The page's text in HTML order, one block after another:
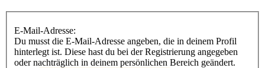
E-Mail-Adresse:
Du musst die E-Mail-Adresse angeben, die in deinem Profil
hinterlegt ist. Diese hast du bei der Registrierung angegeben
oder nachträglich in deinem persönlichen Bereich geändert.